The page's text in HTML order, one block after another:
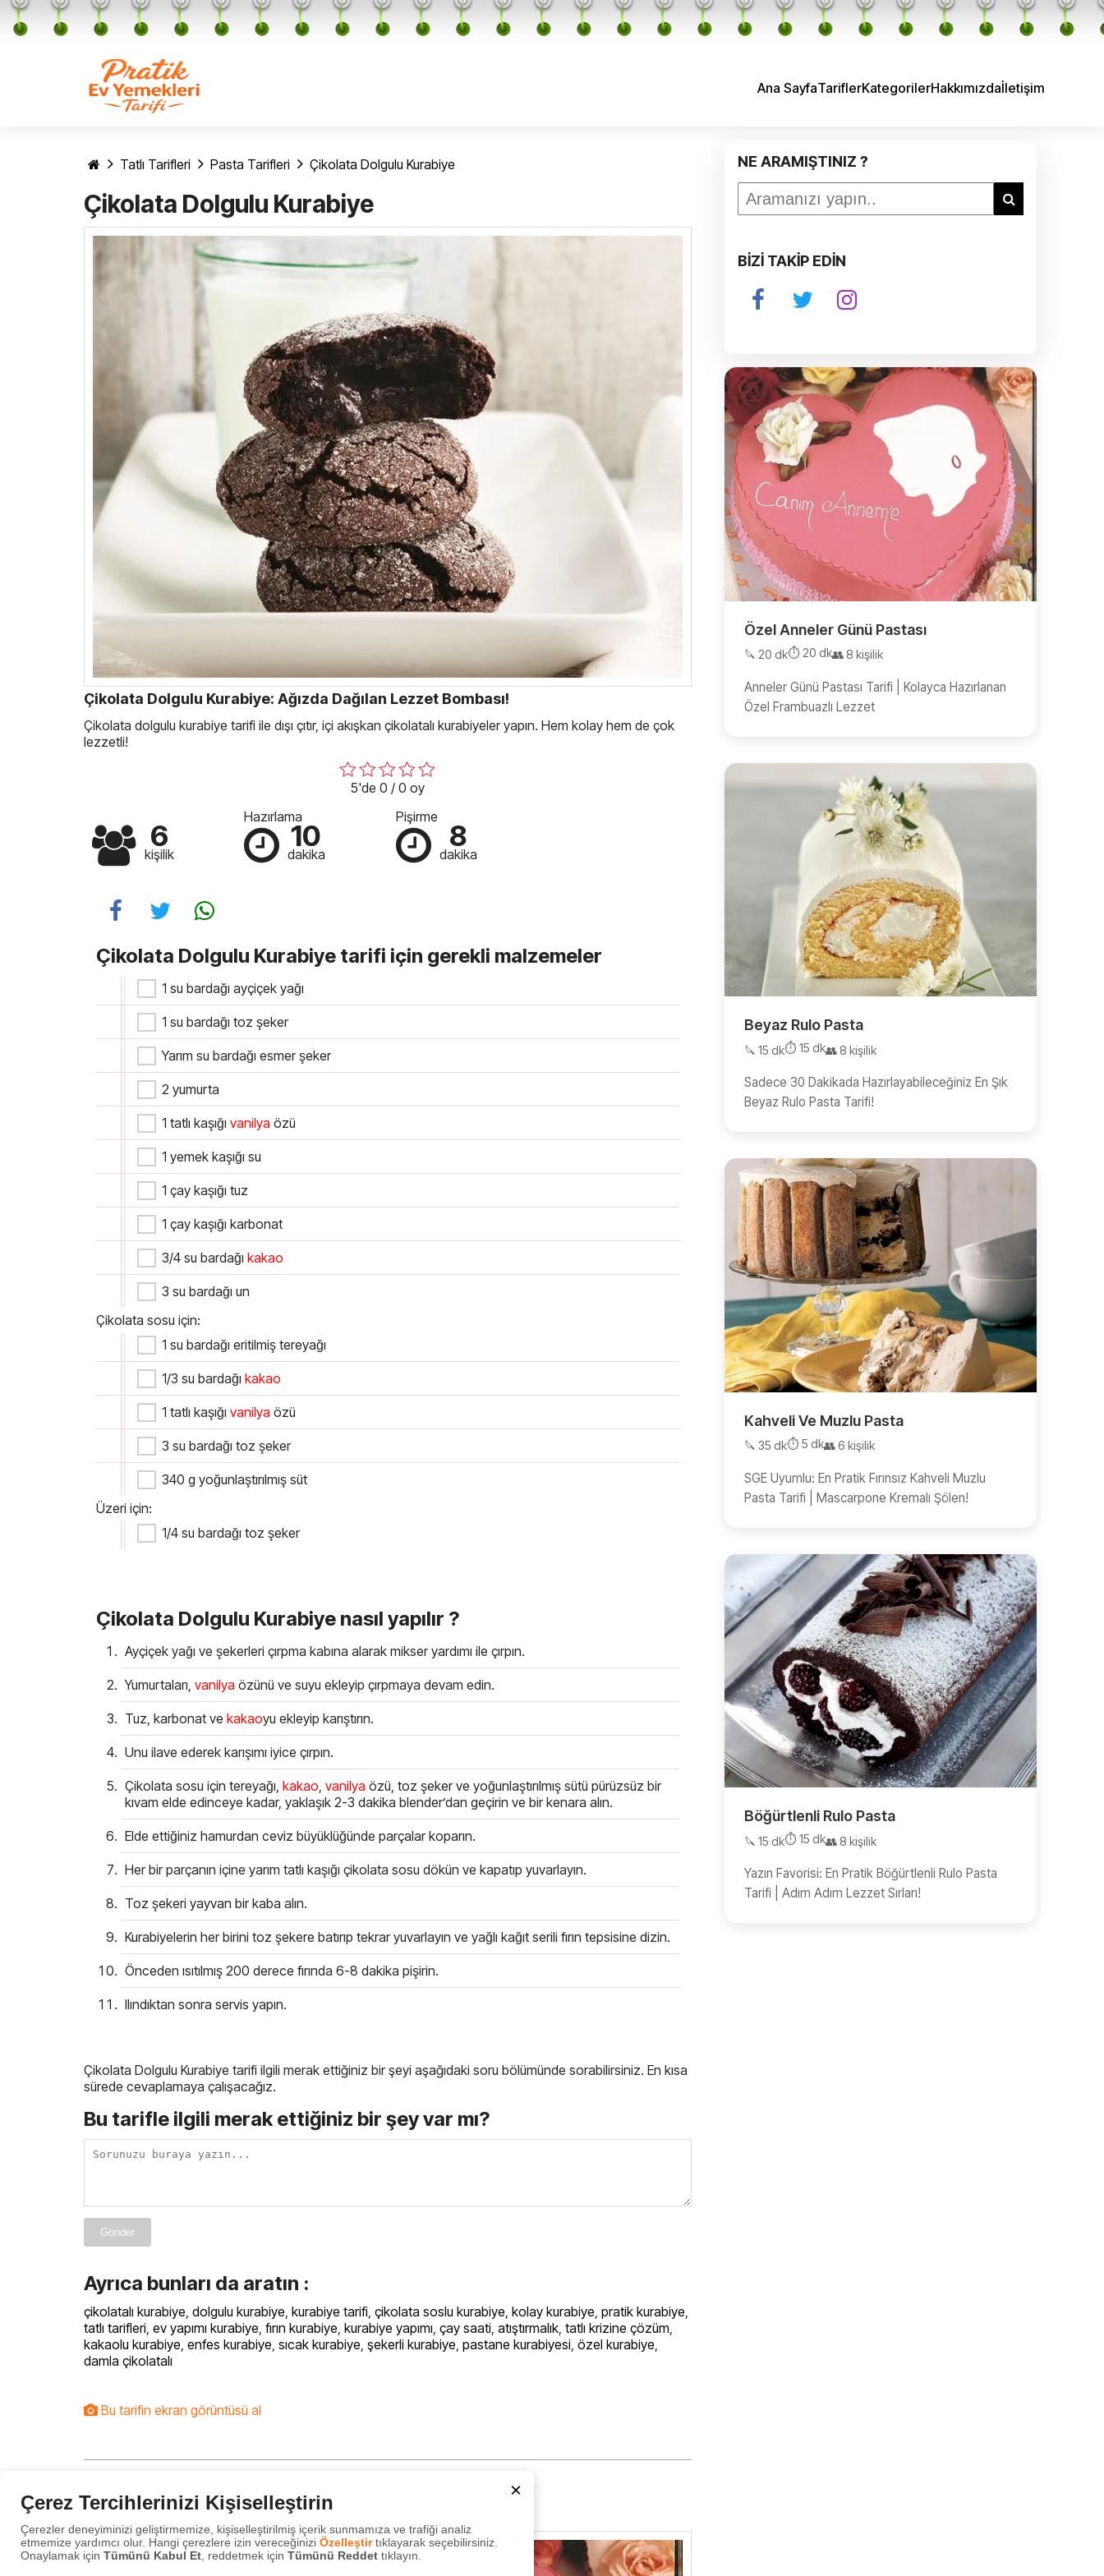
Ana SayfaTariflerKategorilerHakkımızdaİletişim
Tatlı Tarifleri Pasta Tarifleri Çikolata Dolgulu Kurabiye
Çikolata Dolgulu Kurabiye
Çikolata Dolgulu Kurabiye: Ağızda Dağılan Lezzet Bombası!
Çikolata dolgulu kurabiye tarifi ile dışı çıtır, içi akışkan çikolatalı kurabiyeler yapın. Hem kolay hem de çok
lezzetli!
5'de 0 / 0 oy
6
kişilik
Hazırlama
10
dakika
Pişirme
8
dakika
Çikolata Dolgulu Kurabiye tarifi için gerekli malzemeler
1 su bardağı ayçiçek yağı
1 su bardağı toz şeker
Yarım su bardağı esmer şeker
2 yumurta
1 tatlı kaşığı vanilya özü
1 yemek kaşığı su
1 çay kaşığı tuz
1 çay kaşığı karbonat
3/4 su bardağı kakao
3 su bardağı un
Çikolata sosu için:
1 su bardağı eritilmiş tereyağı
1/3 su bardağı kakao
1 tatlı kaşığı vanilya özü
3 su bardağı toz şeker
340 g yoğunlaştırılmış süt
Üzeri için:
1/4 su bardağı toz şeker
Çikolata Dolgulu Kurabiye nasıl yapılır ?
Ayçiçek yağı ve şekerleri çırpma kabına alarak mikser yardımı ile çırpın.
Yumurtaları, vanilya özünü ve suyu ekleyip çırpmaya devam edin.
Tuz, karbonat ve kakaoyu ekleyip karıştırın.
Unu ilave ederek karışımı iyice çırpın.
Çikolata sosu için tereyağı, kakao, vanilya özü, toz şeker ve yoğunlaştırılmış sütü pürüzsüz bir
kıvam elde edinceye kadar, yaklaşık 2-3 dakika blender’dan geçirin ve bir kenara alın.
Elde ettiğiniz hamurdan ceviz büyüklüğünde parçalar koparın.
Her bir parçanın içine yarım tatlı kaşığı çikolata sosu dökün ve kapatıp yuvarlayın.
Toz şekeri yayvan bir kaba alın.
Kurabiyelerin her birini toz şekere batırıp tekrar yuvarlayın ve yağlı kağıt serili fırın tepsisine dizin.
Önceden ısıtılmış 200 derece fırında 6-8 dakika pişirin.
Ilındıktan sonra servis yapın.
Çikolata Dolgulu Kurabiye tarifi ilgili merak ettiğiniz bir şeyi aşağıdaki soru bölümünde sorabilirsiniz. En kısa
sürede cevaplamaya çalışacağız.
Bu tarifle ilgili merak ettiğiniz bir şey var mı?
Gönder
Ayrıca bunları da aratın :
çikolatalı kurabiye, dolgulu kurabiye, kurabiye tarifi, çikolata soslu kurabiye, kolay kurabiye, pratik kurabiye,
tatlı tarifleri, ev yapımı kurabiye, fırın kurabiye, kurabiye yapımı, çay saati, atıştırmalık, tatlı krizine çözüm,
kakaolu kurabiye, enfes kurabiye, sıcak kurabiye, şekerli kurabiye, pastane kurabiyesi, özel kurabiye,
damla çikolatalı
Bu tarifin ekran görüntüsü al
Özel Anneler Günü Pastası
NE ARAMIŞTINIZ ?
BİZİ TAKİP EDİN
Özel Anneler Günü Pastası
🔪 20 dk⏱️ 20 dk👥 8 kişilik
Anneler Günü Pastası Tarifi | Kolayca Hazırlanan
Özel Frambuazlı Lezzet
Beyaz Rulo Pasta
🔪 15 dk⏱️ 15 dk👥 8 kişilik
Sadece 30 Dakikada Hazırlayabileceğiniz En Şık
Beyaz Rulo Pasta Tarifi!
Kahveli Ve Muzlu Pasta
🔪 35 dk⏱️ 5 dk👥 6 kişilik
SGE Uyumlu: En Pratik Fırınsız Kahveli Muzlu
Pasta Tarifi | Mascarpone Kremalı Şölen!
Böğürtlenli Rulo Pasta
🔪 15 dk⏱️ 15 dk👥 8 kişilik
Yazın Favorisi: En Pratik Böğürtlenli Rulo Pasta
Tarifi | Adım Adım Lezzet Sırları!
×
Çerez Tercihlerinizi Kişiselleştirin
Çerezler deneyiminizi geliştirmemize, kişiselleştirilmiş içerik sunmamıza ve trafiği analiz
etmemize yardımcı olur. Hangi çerezlere izin vereceğinizi Özelleştirtıklayarak seçebilirsiniz.
Onaylamak için Tümünü Kabul Et , reddetmek için Tümünü Reddet tıklayın.